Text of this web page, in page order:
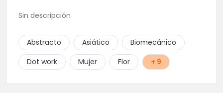
Sin descripción
Abstracto Asiático
Biomecánico
Dot work
Mujer Flor + 9